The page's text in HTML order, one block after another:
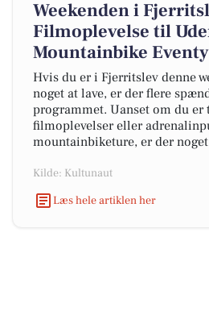
Weekenden i
Filmoplevelse til
Mountainbike
Hvis du er i Fjerritslev denne
noget at lave, er der flere
programmet. Uanset om du er
filmoplevelser eller
mountainbiketure, er der
Kilde: Kultunaut
Læs hele artiklen her